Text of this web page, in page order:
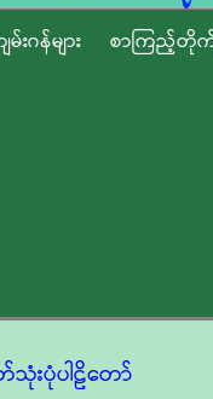
းဂန်များ စာကြည့်တိုက်
းပုံပါဠိတော်